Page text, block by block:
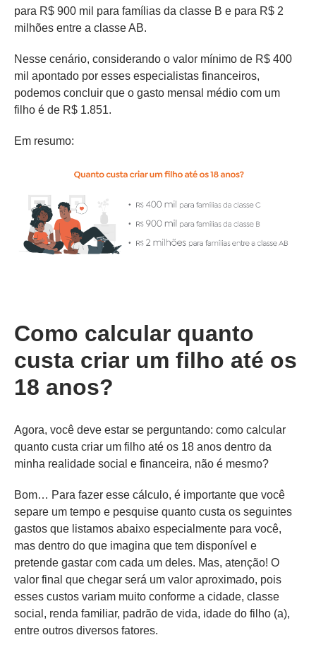
para R$ 900 mil para famílias da classe B e para R$ 2
milhões entre a classe AB.
Nesse cenário, considerando o valor mínimo de R$ 400
mil apontado por esses especialistas financeiros,
podemos concluir que o gasto mensal médio com um
filho é de R$ 1.851.
Em resumo:
Como calcular quanto
custa criar um filho até os
18 anos?
Agora, você deve estar se perguntando: como calcular
quanto custa criar um filho até os 18 anos dentro da
minha realidade social e financeira, não é mesmo?
Bom… Para fazer esse cálculo, é importante que você
separe um tempo e pesquise quanto custa os seguintes
gastos que listamos abaixo especialmente para você,
mas dentro do que imagina que tem disponível e
pretende gastar com cada um deles. Mas, atenção! O
valor final que chegar será um valor aproximado, pois
esses custos variam muito conforme a cidade, classe
social, renda familiar, padrão de vida, idade do filho (a),
entre outros diversos fatores.